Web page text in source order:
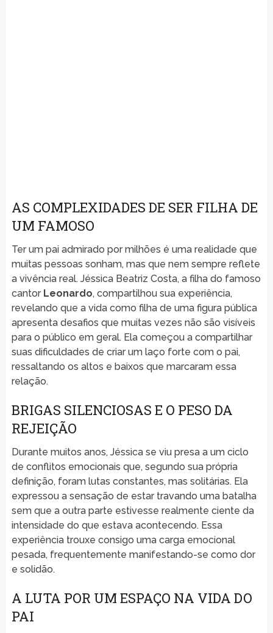
AS COMPLEXIDADES DE SER FILHA DE
UM FAMOSO
Ter um pai admirado por milhões é uma realidade que
muitas pessoas sonham, mas que nem sempre reflete
a vivência real. Jéssica Beatriz Costa, a filha do famoso
cantor Leonardo, compartilhou sua experiência,
revelando que a vida como filha de uma figura pública
apresenta desafios que muitas vezes não são visíveis
para o público em geral. Ela começou a compartilhar
suas dificuldades de criar um laço forte com o pai,
ressaltando os altos e baixos que marcaram essa
relação.
BRIGAS SILENCIOSAS E O PESO DA
REJEIÇÃO
Durante muitos anos, Jéssica se viu presa a um ciclo
de conflitos emocionais que, segundo sua própria
definição, foram lutas constantes, mas solitárias. Ela
expressou a sensação de estar travando uma batalha
sem que a outra parte estivesse realmente ciente da
intensidade do que estava acontecendo. Essa
experiência trouxe consigo uma carga emocional
pesada, frequentemente manifestando-se como dor
e solidão.
A LUTA POR UM ESPAÇO NA VIDA DO
PAI